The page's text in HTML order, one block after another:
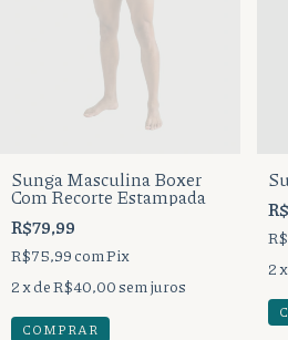
Sunga Masculina Boxer
Com Recorte Estampada
R$79,99
R$75,99 comPix
2x deR$40,00sem juros
COMPRAR
2